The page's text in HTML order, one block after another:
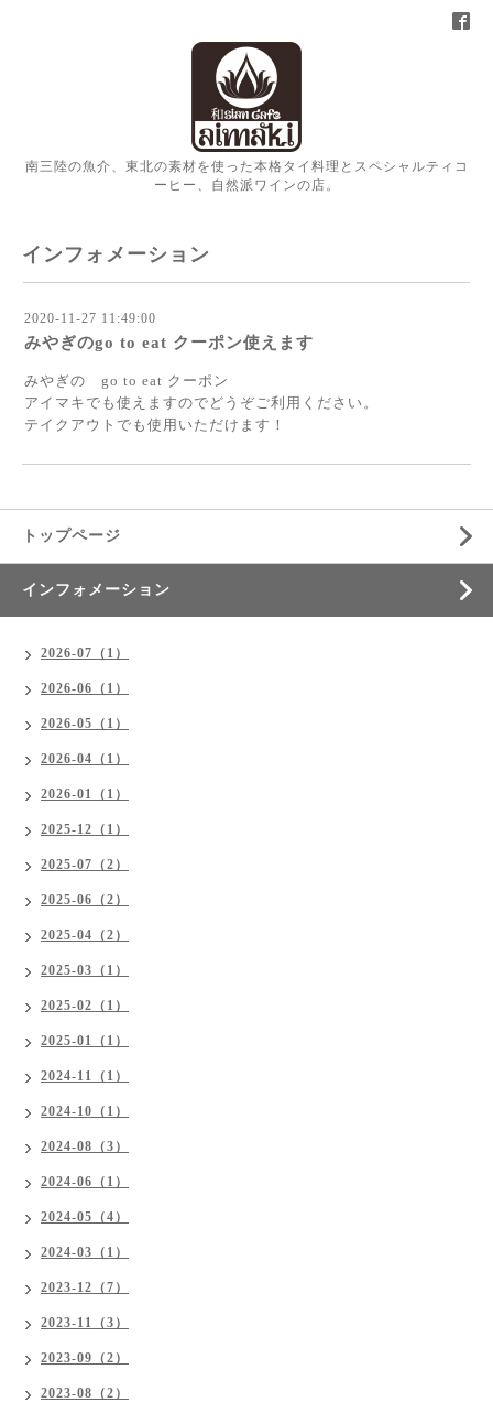
南三陸の魚介、東北の素材を使った本格タイ料理とスペシャルティコ
ーヒー、自然派ワインの店。
インフォメーション
2020-11-27 11:49:00
みやぎのgo to eat クーポン使えます
みやぎの go to eat クーポン
アイマキでも使えますのでどうぞご利用ください。
テイクアウトでも使用いただけます！
トップページ
インフォメーション
2026-07（1）
2026-06（1）
2026-05（1）
2026-04（1）
2026-01（1）
2025-12（1）
2025-07（2）
2025-06（2）
2025-04（2）
2025-03（1）
2025-02（1）
2025-01（1）
2024-11（1）
2024-10（1）
2024-08（3）
2024-06（1）
2024-05（4）
2024-03（1）
2023-12（7）
2023-11（3）
2023-09（2）
2023-08（2）